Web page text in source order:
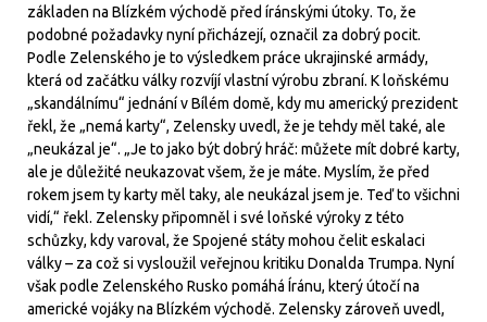
základen na Blízkém východě před íránskými útoky. To, že
podobné požadavky nyní přicházejí, označil za dobrý pocit.
Podle Zelenského je to výsledkem práce ukrajinské armády,
která od začátku války rozvíjí vlastní výrobu zbraní. K loňskému
„skandálnímu“ jednání v Bílém domě, kdy mu americký prezident
řekl, že „nemá karty“, Zelensky uvedl, že je tehdy měl také, ale
„neukázal je“. „Je to jako být dobrý hráč: můžete mít dobré karty,
ale je důležité neukazovat všem, že je máte. Myslím, že před
rokem jsem ty karty měl taky, ale neukázal jsem je. Teď to všichni
vidí,“ řekl. Zelensky připomněl i své loňské výroky z této
schůzky, kdy varoval, že Spojené státy mohou čelit eskalaci
války – za což si vysloužil veřejnou kritiku Donalda Trumpa. Nyní
však podle Zelenského Rusko pomáhá Íránu, který útočí na
americké vojáky na Blízkém východě. Zelensky zároveň uvedl,